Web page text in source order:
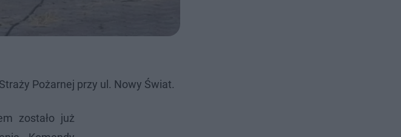
Pożarnej przy ul. Nowy Świat.
zostało już